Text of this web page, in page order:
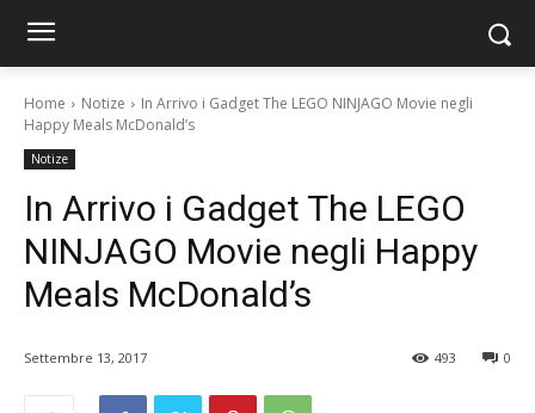
Home Notize
In Arrivo i Gadget The LEGO NINJAGO Movie negli
Happy Meals McDonald’s
Notize
In Arrivo i Gadget The LEGO
NINJAGO Movie negli Happy
Meals McDonald’s
Settembre 13, 2017 0
493